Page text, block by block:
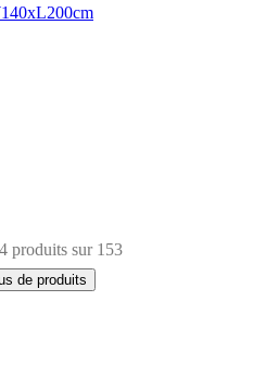
produits sur 153
de produits